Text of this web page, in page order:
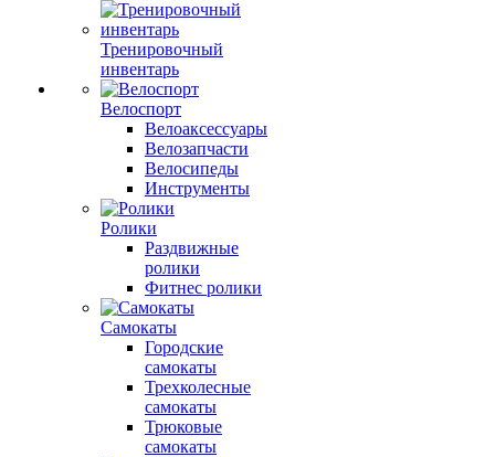
Тренировочный
инвентарь
Велоспорт
Велоаксессуары
Велозапчасти
Велосипеды
Инструменты
Ролики
Раздвижные
ролики
Фитнес ролики
Самокаты
Городские
самокаты
Трехколесные
самокаты
Трюковые
самокаты